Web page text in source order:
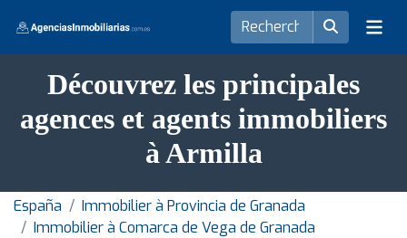
Découvrez les principales
agences et agents immobiliers
à Armilla
España
Immobilier à Provincia de Granada
Immobilier à Comarca de Vega de Granada